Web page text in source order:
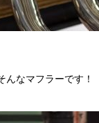
んなマフラーです！